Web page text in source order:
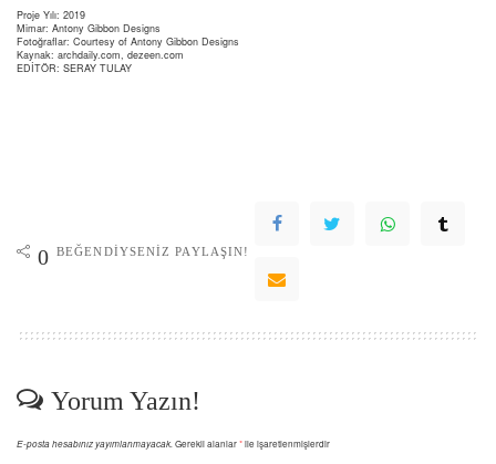
Proje Yılı: 2019
Mimar: Antony Gibbon Designs
Fotoğraflar: Courtesy of Antony Gibbon Designs
Kaynak: archdaily.com, dezeen.com
EDİTÖR: SERAY TULAY
0 BEĞENDIYSENIZ PAYLAŞIN!
Yorum Yazın!
E-posta hesabınız yayımlanmayacak. Gerekli alanlar*ile işaretlenmişlerdir